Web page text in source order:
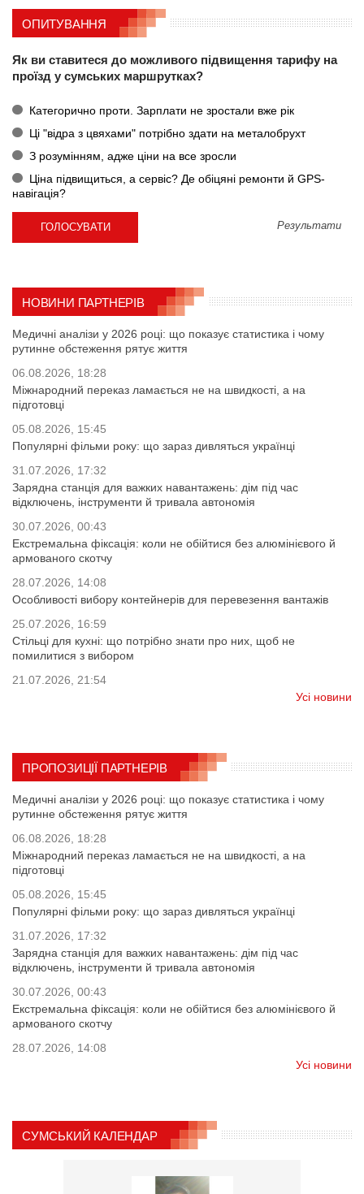
ОПИТУВАННЯ
Як ви ставитеся до можливого підвищення тарифу на
проїзд у сумських маршрутках?
Категорично проти. Зарплати не зростали вже рік
Ці "відра з цвяхами" потрібно здати на металобрухт
З розумінням, адже ціни на все зросли
Ціна підвищиться, а сервіс? Де обіцяні ремонти й GPS-
навігація?
Результати
НОВИНИ ПАРТНЕРІВ
Медичні аналізи у 2026 році: що показує статистика і чому
рутинне обстеження рятує життя
06.08.2026, 18:28
Міжнародний переказ ламається не на швидкості, а на
підготовці
05.08.2026, 15:45
Популярні фільми року: що зараз дивляться українці
31.07.2026, 17:32
Зарядна станція для важких навантажень: дім під час
відключень, інструменти й тривала автономія
30.07.2026, 00:43
Екстремальна фіксація: коли не обійтися без алюмінієвого й
армованого скотчу
28.07.2026, 14:08
Особливості вибору контейнерів для перевезення вантажів
25.07.2026, 16:59
Стільці для кухні: що потрібно знати про них, щоб не
помилитися з вибором
21.07.2026, 21:54
Усі новини
ПРОПОЗИЦІЇ ПАРТНЕРІВ
Медичні аналізи у 2026 році: що показує статистика і чому
рутинне обстеження рятує життя
06.08.2026, 18:28
Міжнародний переказ ламається не на швидкості, а на
підготовці
05.08.2026, 15:45
Популярні фільми року: що зараз дивляться українці
31.07.2026, 17:32
Зарядна станція для важких навантажень: дім під час
відключень, інструменти й тривала автономія
30.07.2026, 00:43
Екстремальна фіксація: коли не обійтися без алюмінієвого й
армованого скотчу
28.07.2026, 14:08
Усі новини
СУМСЬКИЙ КАЛЕНДАР